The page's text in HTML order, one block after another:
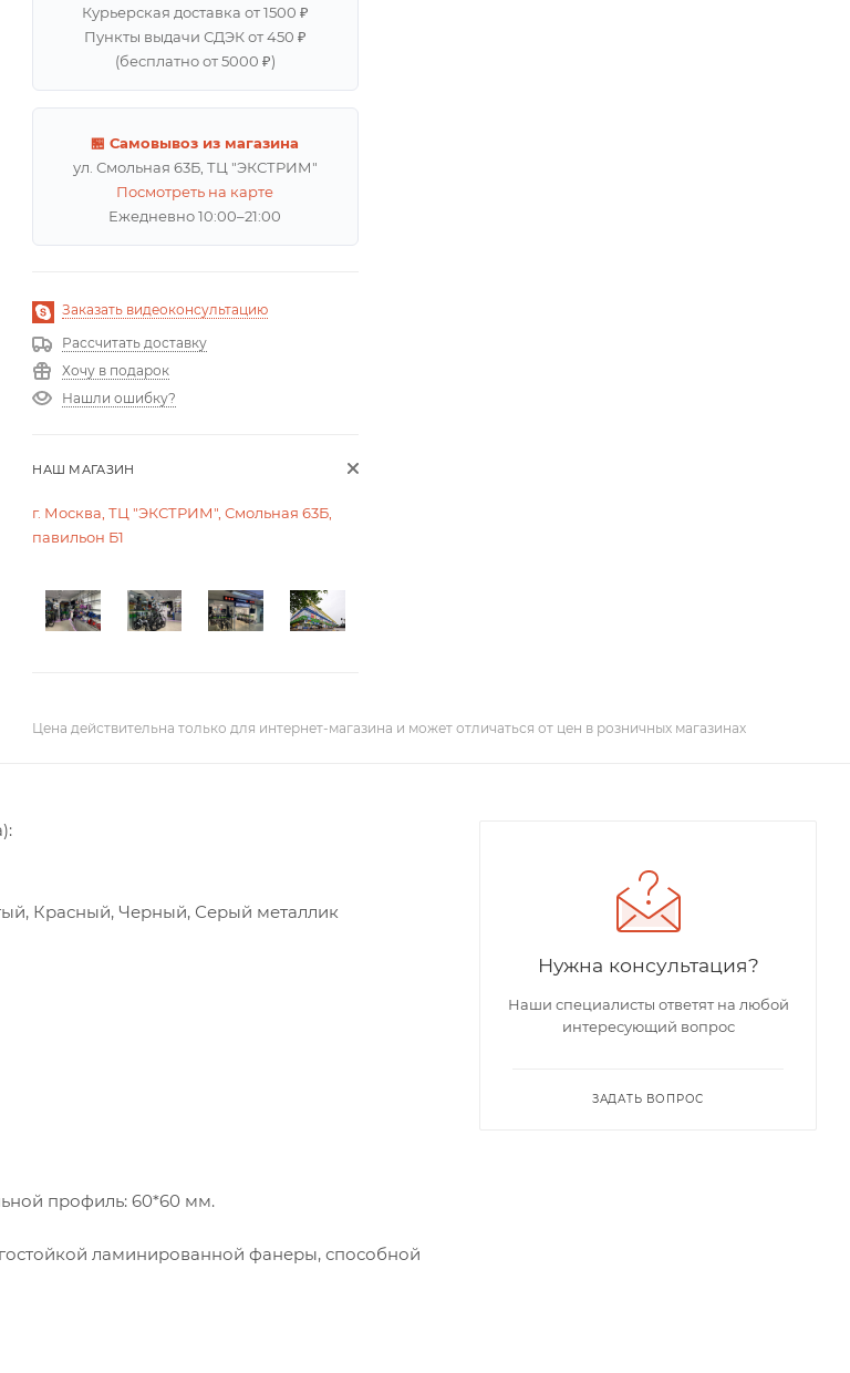
Курьерская доставка от 1500 ₽
Пункты выдачи СДЭК от 450 ₽
(бесплатно от 5000 ₽)
🏪 Самовывоз из магазина
ул. Смольная 63Б, ТЦ "ЭКСТРИМ"
Посмотреть на карте
Ежедневно 10:00–21:00
Заказать видеоконсультацию
Рассчитать доставку
Хочу в подарок
Нашли ошибку?
НАШ МАГАЗИН
г. Москва, ТЦ "ЭКСТРИМ", Смольная 63Б,
павильон Б1
Цена действительна только для интернет-магазина и может отличаться от цен в розничных магазинах
Красный, Черный, Серый металлик
профиль: 60*60 мм.
ламинированной фанеры, способной
Нужна консультация?
Наши специалисты ответят на любой
интересующий вопрос
ЗАДАТЬ ВОПРОС